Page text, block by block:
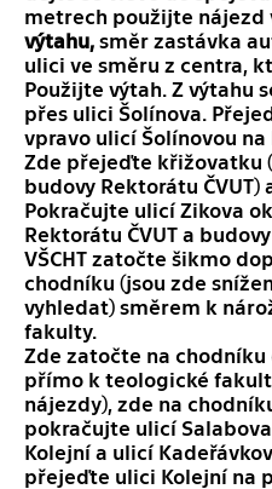
metrech použijte nájezd
výtahu, směr zastávka
ulici ve směru z centra,
Použijte výtah. Z výtahu
přes ulici Šolínova.
vpravo ulicí Šolínovou
Zde přejeďte křižovatku
budovy Rektorátu ČVUT)
Pokračujte ulicí Zikova
Rektorátu ČVUT a
VŠCHT zatočte šikmo
chodníku (jsou zde
vyhledat) směrem k
fakulty.
Zde zatočte na
přímo k teologické
nájezdy), zde na
pokračujte ulicí
Kolejní a ulicí
přejeďte ulici Kolejní na